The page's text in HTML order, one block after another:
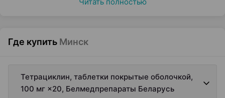
Где купить Минск
Тетрациклин, таблетки покрытые оболочкой,
100 мг ×20, Белмедпрепараты Беларусь